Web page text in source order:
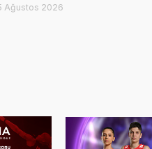
Ağustos 2026